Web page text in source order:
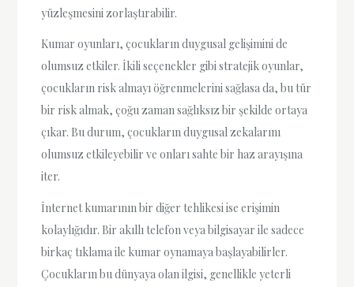
yüzleşmesini zorlaştırabilir.
Kumar oyunları, çocukların duygusal gelişimini de
olumsuz etkiler. İkili seçenekler gibi stratejik oyunlar,
çocukların risk almayı öğrenmelerini sağlasa da, bu tür
bir risk almak, çoğu zaman sağlıksız bir şekilde ortaya
çıkar. Bu durum, çocukların duygusal zekalarını
olumsuz etkileyebilir ve onları sahte bir haz arayışına
iter.
İnternet kumarının bir diğer tehlikesi ise erişimin
kolaylığıdır. Bir akıllı telefon veya bilgisayar ile sadece
birkaç tıklama ile kumar oynamaya başlayabilirler.
Çocukların bu dünyaya olan ilgisi, genellikle yeterli